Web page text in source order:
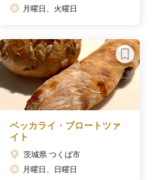
月曜日、火曜日
ベッカライ・ブロートツァ
イト
茨城県 つくば市
月曜日、日曜日